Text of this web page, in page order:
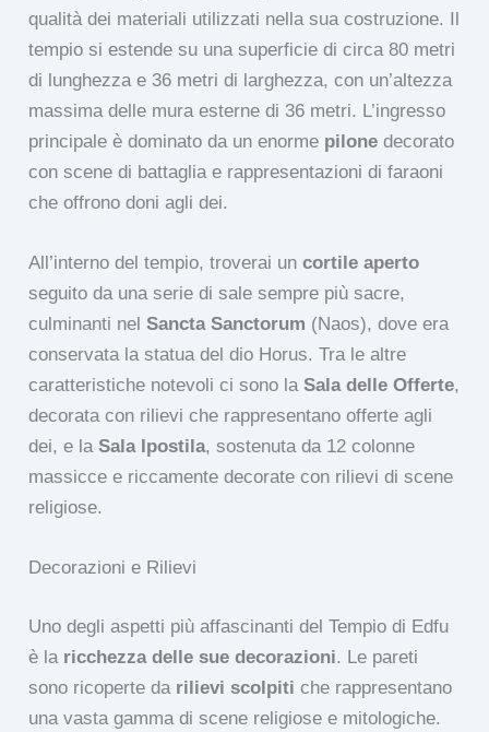
qualità dei materiali utilizzati nella sua costruzione. Il
tempio si estende su una superficie di circa 80 metri
di lunghezza e 36 metri di larghezza, con un’altezza
massima delle mura esterne di 36 metri. L’ingresso
principale è dominato da un enorme pilone decorato
con scene di battaglia e rappresentazioni di faraoni
che offrono doni agli dei.
All’interno del tempio, troverai uncortile aperto
seguito da una serie di sale sempre più sacre,
culminanti nelSancta Sanctorum (Naos), dove era
conservata la statua del dio Horus. Tra le altre
caratteristiche notevoli ci sono laSala delle Offerte,
decorata con rilievi che rappresentano offerte agli
dei, e laSala Ipostila, sostenuta da 12 colonne
massicce e riccamente decorate con rilievi di scene
religiose.
Decorazioni e Rilievi
Uno degli aspetti più affascinanti del Tempio di Edfu
è la ricchezza delle sue decorazioni. Le pareti
sono ricoperte da rilievi scolpiti che rappresentano
una vasta gamma di scene religiose e mitologiche.